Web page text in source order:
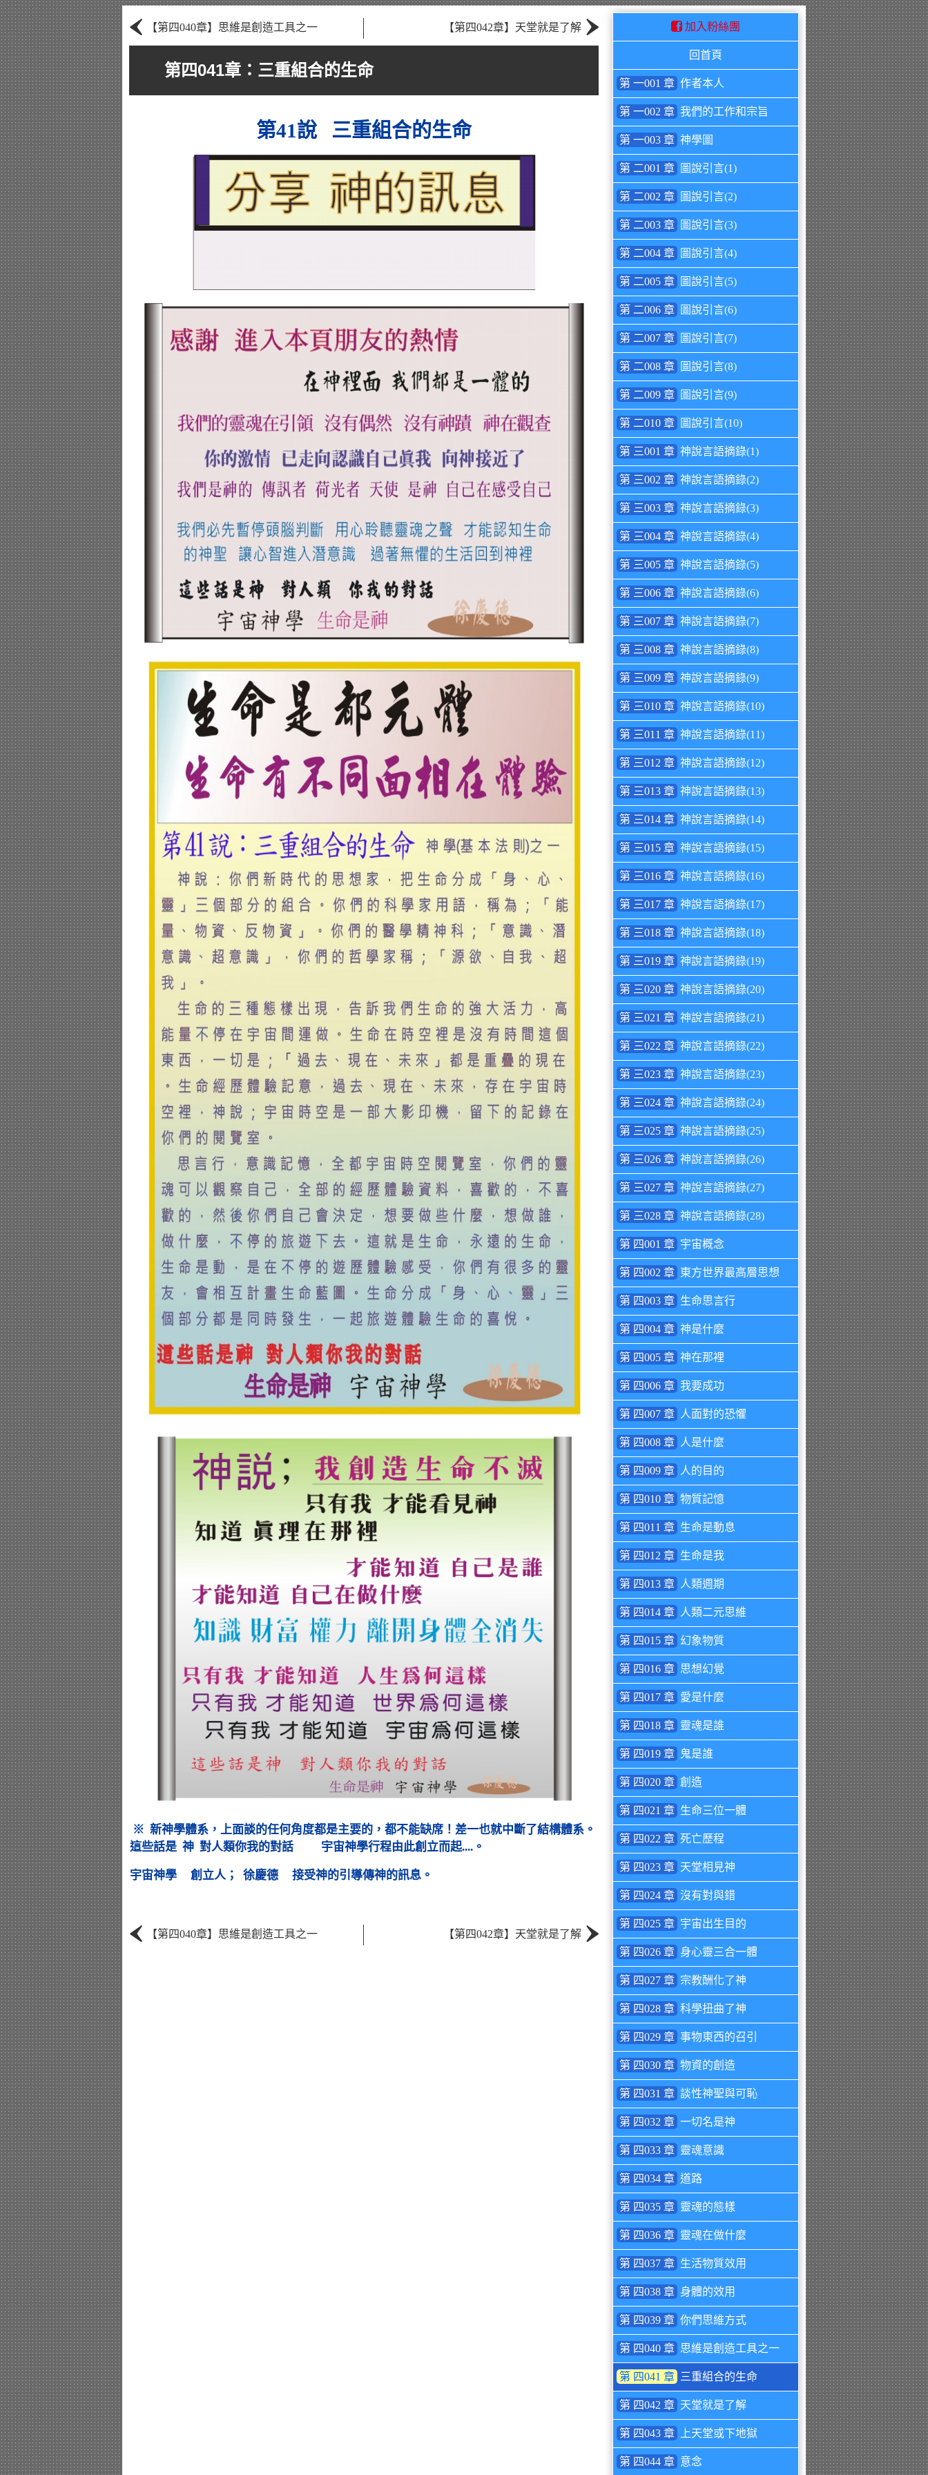
‹ 【第四040章】思維是創造工具之一 【第四042章】天堂就是了解 ›
第四041章：三重組合的生命
第41說 三重組合的生命
※ 新神學體系，上面談的任何角度都是主要的，都不能缺席！差一也就中斷了結構體系。
這些話是 神 對人類你我的對話 宇宙神學行程由此創立而起....。
宇宙神學 創立人； 徐慶德 接受神的引導傳神的訊息。
‹ 【第四040章】思維是創造工具之一 【第四042章】天堂就是了解 ›
加入粉絲團
回首頁
第 一001 章 作者本人
第 一002 章 我們的工作和宗旨
第 一003 章 神學圖
第 二001 章 圖說引言(1)
第 二002 章 圖說引言(2)
第 二003 章 圖說引言(3)
第 二004 章 圖說引言(4)
第 二005 章 圖說引言(5)
第 二006 章 圖說引言(6)
第 二007 章 圖說引言(7)
第 二008 章 圖說引言(8)
第 二009 章 圖說引言(9)
第 二010 章 圖說引言(10)
第 三001 章 神說言語摘錄(1)
第 三002 章 神說言語摘錄(2)
第 三003 章 神說言語摘錄(3)
第 三004 章 神說言語摘錄(4)
第 三005 章 神說言語摘錄(5)
第 三006 章 神說言語摘錄(6)
第 三007 章 神說言語摘錄(7)
第 三008 章 神說言語摘錄(8)
第 三009 章 神說言語摘錄(9)
第 三010 章 神說言語摘錄(10)
第 三011 章 神說言語摘錄(11)
第 三012 章 神說言語摘錄(12)
第 三013 章 神說言語摘錄(13)
第 三014 章 神說言語摘錄(14)
第 三015 章 神說言語摘錄(15)
第 三016 章 神說言語摘錄(16)
第 三017 章 神說言語摘錄(17)
第 三018 章 神說言語摘錄(18)
第 三019 章 神說言語摘錄(19)
第 三020 章 神說言語摘錄(20)
第 三021 章 神說言語摘錄(21)
第 三022 章 神說言語摘錄(22)
第 三023 章 神說言語摘錄(23)
第 三024 章 神說言語摘錄(24)
第 三025 章 神說言語摘錄(25)
第 三026 章 神說言語摘錄(26)
第 三027 章 神說言語摘錄(27)
第 三028 章 神說言語摘錄(28)
第 四001 章 宇宙概念
第 四002 章 東方世界最高層思想
第 四003 章 生命思言行
第 四004 章 神是什麼
第 四005 章 神在那裡
第 四006 章 我要成功
第 四007 章 人面對的恐懼
第 四008 章 人是什麼
第 四009 章 人的目的
第 四010 章 物質記憶
第 四011 章 生命是動息
第 四012 章 生命是我
第 四013 章 人類週期
第 四014 章 人類二元思維
第 四015 章 幻象物質
第 四016 章 思想幻覺
第 四017 章 愛是什麼
第 四018 章 靈魂是誰
第 四019 章 鬼是誰
第 四020 章 創造
第 四021 章 生命三位一體
第 四022 章 死亡歷程
第 四023 章 天堂相見神
第 四024 章 沒有對與錯
第 四025 章 宇宙出生目的
第 四026 章 身心靈三合一體
第 四027 章 宗教酬化了神
第 四028 章 科學扭曲了神
第 四029 章 事物東西的召引
第 四030 章 物資的創造
第 四031 章 談性神聖與可恥
第 四032 章 一切名是神
第 四033 章 靈魂意識
第 四034 章 道路
第 四035 章 靈魂的態樣
第 四036 章 靈魂在做什麼
第 四037 章 生活物質效用
第 四038 章 身體的效用
第 四039 章 你們思維方式
第 四040 章 思維是創造工具之一
第 四041 章 三重組合的生命
第 四042 章 天堂就是了解
第 四043 章 上天堂或下地獄
第 四044 章 意念